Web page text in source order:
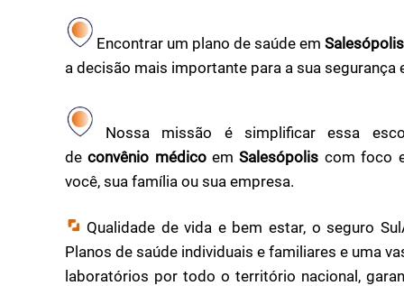
Encontrar um plano de saúde em
a decisão mais importante para a sua segurança
Nossa missão é simplificar essa
deconvênio médicoem Salesópolis com foco
você, sua família ou sua empresa.
Qualidade de vida e bem estar, o seguro
Planos de saúde individuais e familiares e uma
laboratórios por todo o território nacional,